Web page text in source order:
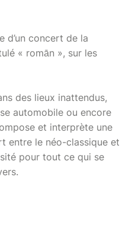
d’un concert de la
« romān », sur les
des lieux inattendus,
automobile ou encore
et interprète une
entre le néo-classique et
pour tout ce qui se